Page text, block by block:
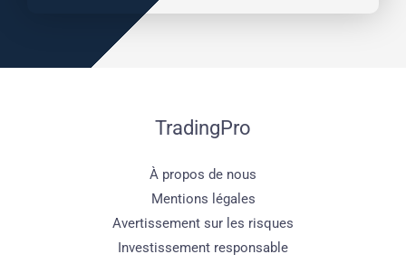
TradingPro
À propos de nous
Mentions légales
Avertissement sur les risques
Investissement responsable